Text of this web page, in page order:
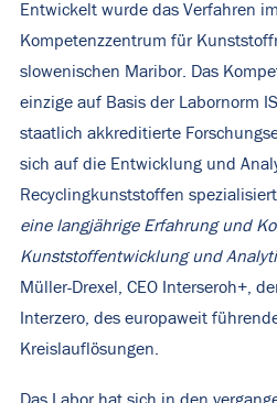
Entwickelt wurde das Verfahren
Kompetenzzentrum für
slowenischen Maribor. Das
einzige auf Basis der Labornorm
staatlich akkreditierte
sich auf die Entwicklung und
Recyclingkunststoffen spezialisiert
eine langjährige Erfahrung und
Kunststoffentwicklung und
Müller-Drexel, CEO Interseroh+,
Interzero, des europaweit
Kreislauflösungen.